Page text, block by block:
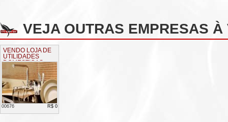
VEJA OUTRAS EMPRESAS
VENDO LOJA DE
UTILIDADES
DOMESTICAS
00676 R$ 0